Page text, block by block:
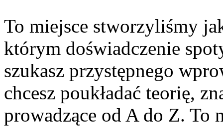
To miejsce stworzyliśmy
którym doświadczenie
szukasz przystępnego
chcesz poukładać teorię,
prowadzące od A do Z.